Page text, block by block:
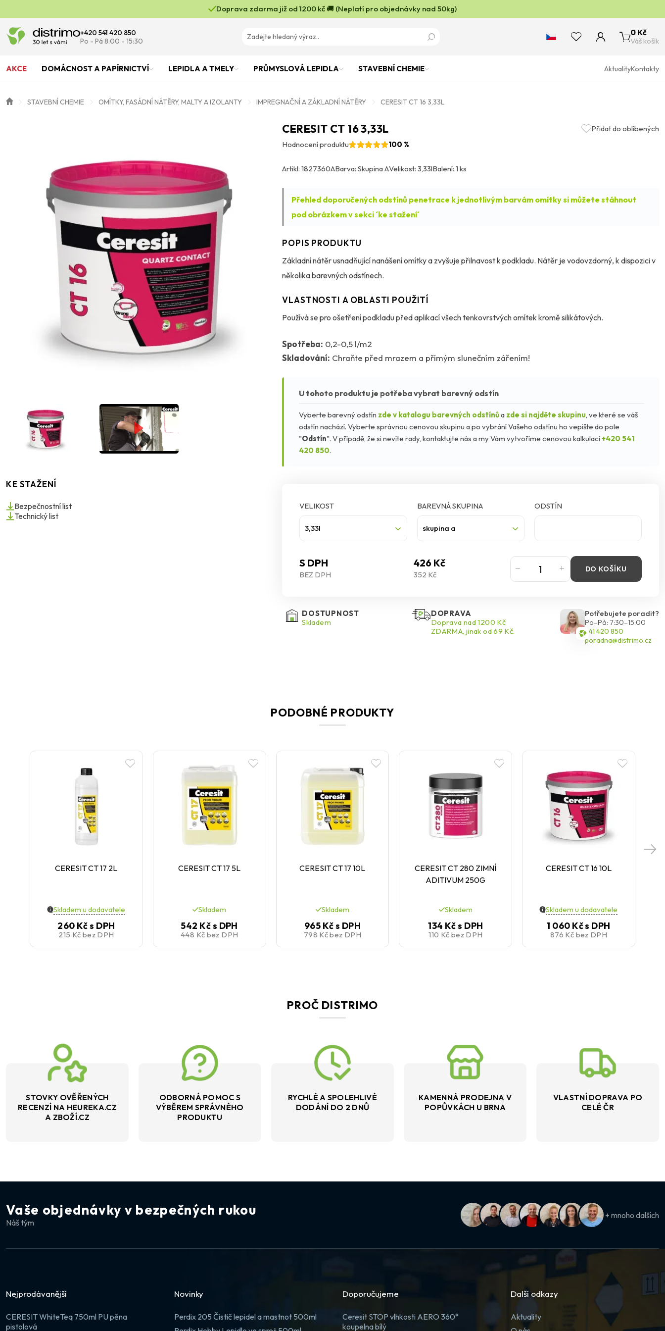
Doprava zdarma již od 1200 kč 🚚 (Neplatí pro objednávky nad 50kg)
+420 541 420 850
Po - Pá 8:00 - 15:30
0 Kč
Váš košík
AKCE DOMÁCNOST A PAPÍRNICTVÍ LEPIDLA A TMELY PRŮMYSLOVÁ LEPIDLA STAVEBNÍ CHEMIE AktualityKontakty
STAVEBNÍ CHEMIE OMÍTKY, FASÁDNÍ NÁTĚRY, MALTY A IZOLANTY IMPREGNAČNÍ A ZÁKLADNÍ NÁTĚRY CERESIT CT 16 3,33L
CERESIT CT 16 3,33L
Přidat do oblíbených
Hodnocení produktu
100 %
Artikl: 1827360ABarva: Skupina AVelikost: 3,33lBalení: 1 ks
KE STAŽENÍ
Bezpečnostní list
Technický list
Přehled doporučených odstínů penetrace k jednotlivým barvám omítky si můžete stáhnout
pod obrázkem v sekci ´ke stažení´
POPIS PRODUKTU
Základní nátěr usnadňující nanášení omítky a zvyšuje přilnavost k podkladu. Nátěr je vodovzdorný, k dispozici v
několika barevných odstínech.
VLASTNOSTI A OBLASTI POUŽITÍ
Používá se pro ošetření podkladu před aplikací všech tenkovrstvých omítek kromě silikátových.
Spotřeba: 0,2-0,5 l/m2
Skladování: Chraňte před mrazem a přímým slunečním zářením!
U tohoto produktu je potřeba vybrat barevný odstín
Vyberte barevný odstín zde v katalogu barevných odstínůa zde si najděte skupinu, ve které se váš
odstín nachází. Vyberte správnou cenovou skupinu a po vybrání Vašeho odstínu ho vepište do pole
"Odstín". V případě, že si nevíte rady, kontaktujte nás a my Vám vytvoříme cenovou kalkulaci+420 541
420 850.
VELIKOST
3,33l
BAREVNÁ SKUPINA
skupina a
ODSTÍN
S DPH 426 Kč
BEZ DPH 352 Kč
DO KOŠÍKU
DOSTUPNOST
Skladem
DOPRAVA
Doprava nad 1200 Kč
ZDARMA, jinak od 69 Kč.
Potřebujete poradit?
Po–Pá: 7:30–15:00
541 420 850
poradna@distrimo.cz
PODOBNÉ PRODUKTY
CERESIT CT 17 2L
Skladem u dodavatele
260 Kčs DPH
215 Kč bez DPH
CERESIT CT 17 5L
Skladem
542 Kčs DPH
448 Kč bez DPH
CERESIT CT 17 10L
Skladem
965 Kčs DPH
798 Kčbez DPH
CERESIT CT 280 ZIMNÍ
ADITIVUM 250G
Skladem
134 Kčs DPH
110 Kč bez DPH
CERESIT CT 16 10L
Skladem u dodavatele
1 060 Kčs DPH
876 Kč bez DPH
PROČ DISTRIMO
STOVKY OVĚŘENÝCH
RECENZÍ NA HEUREKA.CZ
A ZBOŽÍ.CZ
ODBORNÁ POMOC S
VÝBĚREM SPRÁVNÉHO
PRODUKTU
RYCHLÉ A SPOLEHLIVÉ
DODÁNÍ DO 2 DNŮ
KAMENNÁ PRODEJNA V
POPŮVKÁCH U BRNA
VLASTNÍ DOPRAVA PO
CELÉ ČR
Vaše objednávky v bezpečných rukou
Náš tým
+ mnoho dalších
Nejprodávanější
CERESIT WhiteTeq 750ml PU pěna
pistolová
Novinky
Perdix 205 Čistič lepidel a mastnot 500ml
Doporučujeme
Ceresit STOP vlhkosti AERO 360°
koupelna bílý
Další odkazy
Aktuality